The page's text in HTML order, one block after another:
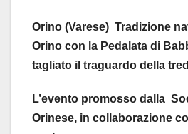
Orino (Varese) Tradizione
Orino con la Pedalata di
tagliato il traguardo della
L’evento promosso dalla
Orinese, in collaborazione